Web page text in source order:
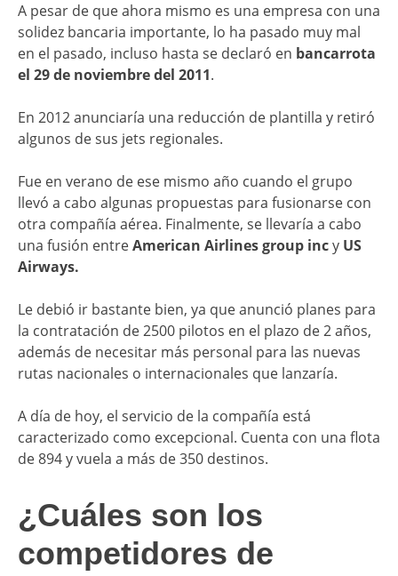
A pesar de que ahora mismo es una empresa con una
solidez bancaria importante, lo ha pasado muy mal
en el pasado, incluso hasta se declaró en bancarrota
el 29 de noviembre del 2011.
En 2012 anunciaría una reducción de plantilla y retiró
algunos de sus jets regionales.
Fue en verano de ese mismo año cuando el grupo
llevó a cabo algunas propuestas para fusionarse con
otra compañía aérea. Finalmente, se llevaría a cabo
una fusión entreAmerican Airlines group incy US
Airways.
Le debió ir bastante bien, ya que anunció planes para
la contratación de 2500 pilotos en el plazo de 2 años,
además de necesitar más personal para las nuevas
rutas nacionales o internacionales que lanzaría.
A día de hoy, el servicio de la compañía está
caracterizado como excepcional. Cuenta con una flota
de 894 y vuela a más de 350 destinos.
¿Cuáles son los
competidores de